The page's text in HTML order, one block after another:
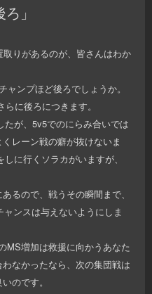
」
りがあるのが、皆さんはわか
ンプほど後ろでしょうか。
らに後ろにつきます。
が、5v5でのにらみ合いでは
レーン戦の癖が抜けないま
に行くソラカがいますが、
るので、戦うその瞬間まで、
ンスは与えないようにしま
MS増加は救援に向かうあなた
なかったなら、次の集団戦は
のです。